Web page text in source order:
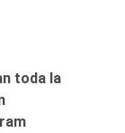
toda la